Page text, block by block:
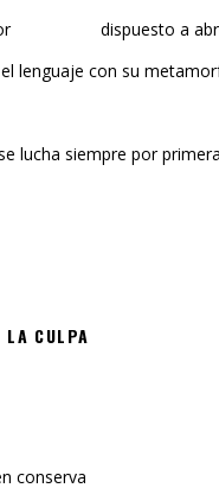
dispuesto a
lenguaje con su
lucha siempre por
LA CULPA
conserva